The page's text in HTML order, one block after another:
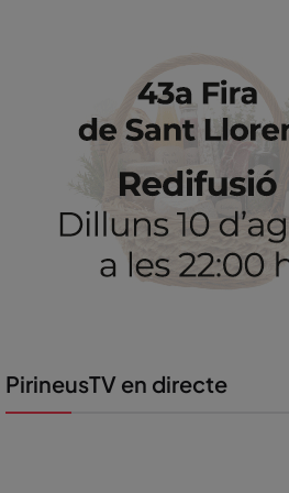
PirineusTV en directe